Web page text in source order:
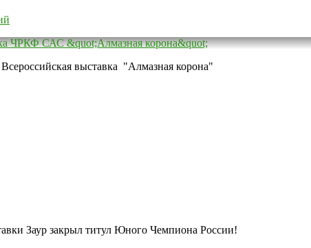
Всероссийская выставка "Алмазная корона"
Заур закрыл титул Юного Чемпиона России!